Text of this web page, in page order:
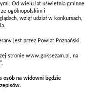
Od wielu lat uświetnia gminne
ogólnopolskim i
wziął udział w konkursach,
jest przez Powiat Poznański.
stronie www.goksezam.pl, na
osób na widowni będzie